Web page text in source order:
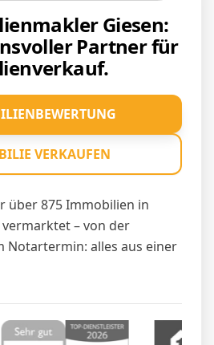
Giesen:
Partner für
über 875 Immobilien in
– von der
Notartermin: alles aus einer
VERKAUFEN